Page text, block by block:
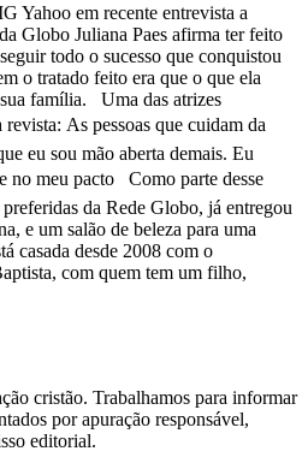
Yahoo em recente entrevista a
Globo Juliana Paes afirma ter feito
todo o sucesso que conquistou
o tratado feito era que o que ela
família. Uma das atrizes
As pessoas que cuidam da
eu sou mão aberta demais. Eu
no meu pacto Como parte desse
da Rede Globo, já entregou
e um salão de beleza para uma
casada desde 2008 com o
com quem tem um filho,
cristão. Trabalhamos para informar
por apuração responsável,
editorial.